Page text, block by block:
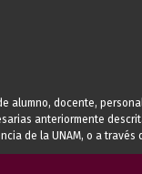
alumno, docente,
anteriormente
de la UNAM, o a través